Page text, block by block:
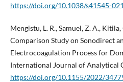
https://doi.org/10.1038/s41545-
Mengistu, L. R., Samuel, Z. A.,
Comparison Study on Sonodirect
Electrocoagulation Process for
International Journal of Analytical
https://doi.org/10.1155/2022/